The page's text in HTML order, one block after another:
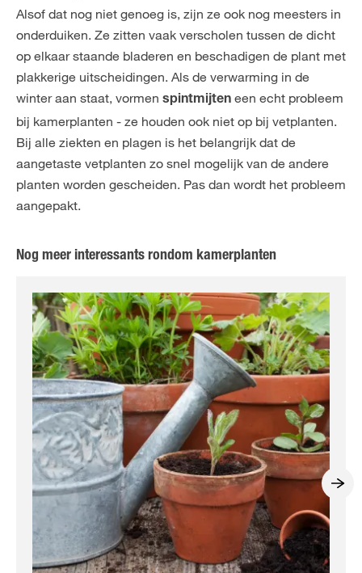
Alsof dat nog niet genoeg is, zijn ze ook nog meesters in
onderduiken. Ze zitten vaak verscholen tussen de dicht
op elkaar staande bladeren en beschadigen de plant met
plakkerige uitscheidingen. Als de verwarming in de
winter aan staat, vormen spintmijten een echt probleem
bij kamerplanten - ze houden ook niet op bij vetplanten.
Bij alle ziekten en plagen is het belangrijk dat de
aangetaste vetplanten zo snel mogelijk van de andere
planten worden gescheiden. Pas dan wordt het probleem
aangepakt.
Nog meer interessants rondom kamerplanten